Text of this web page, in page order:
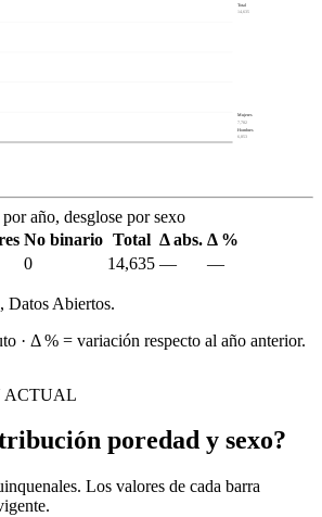
Total
14,635
Mujeres
7,782
Hombres
6,853
año, desglose por sexo
No binario Total Δ abs. Δ %
0 14,635 — —
Datos Abiertos.
· Δ % = variación respecto al año anterior.
ACTUAL
poredad y sexo?
Los valores de cada barra